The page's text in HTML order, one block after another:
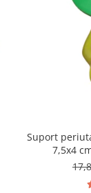
Suport
7,5x4